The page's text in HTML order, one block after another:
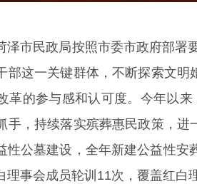
泽市民政局按照市委市政府部署
部这一关键群体，不断探索文
革的参与感和认可度。今年以来
手，持续落实殡葬惠民政策，
性公墓建设，全年新建公益性安
事会成员轮训11次，覆盖红白